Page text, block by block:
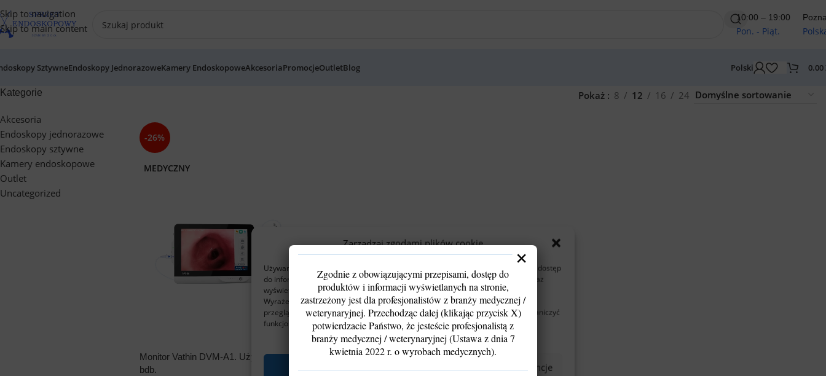
Zarządzaj zgodami plików cookie
Używamy technologii, takich jak pliki cookies, aby przechowywać i/lub uzyskiwać dostęp
do informacji o urządzeniu. Robimy to w celu poprawy komfortu przeglądania oraz
wyświetlania spersonalizowanych i niespersonalizowanych reklam.
Wyrażenie zgody pozwoli nam przetwarzać dane, takie jak zachowanie podczas
przeglądania lub unikalne identyfikatory. Brak zgody lub jej wycofanie może ograniczyć
funkcjonalność strony.
Akceptuję Odmów Zobacz preferencje
Skip to navigation
Skip to main content
10:00 – 19:00
Pon. - Piąt.
SztywneEndoskopy JednorazoweKamery EndoskopoweAkcesoriaPromocjeOutletBlog Polski 0.00
Kategorie
Akcesoria
Endoskopy jednorazowe
Endoskopy sztywne
Kamery endoskopowe
Outlet
Uncategorized
Pokaż 8 12 16 24
-26%
MEDYCZNY
Monitor Vathin DVM-A1. Używany, stan
bdb.
Zgodnie z obowiązującymi przepisami, dostęp do
produktów i informacji wyświetlanych na stronie,
zastrzeżony jest dla profesjonalistów z branży medycznej /
weterynaryjnej. Przechodząc dalej (klikając przycisk X)
potwierdzacie Państwo, że jesteście profesjonalistą z
branży medycznej / weterynaryjnej (Ustawa z dnia 7
kwietnia 2022 r. o wyrobach medycznych).
×